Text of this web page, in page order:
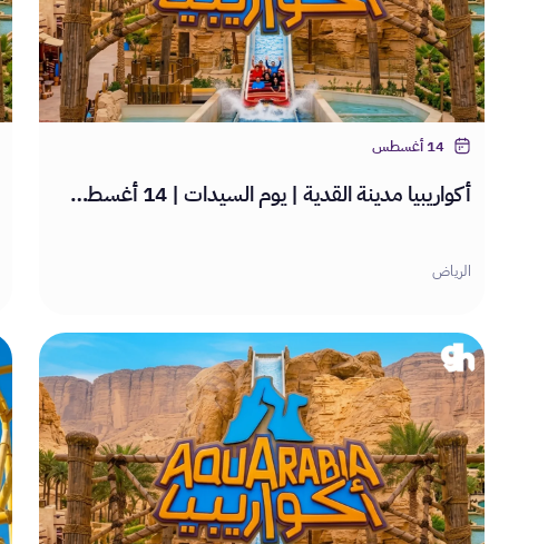
14 أغسطس
أكواريبيا مدينة القدية | يوم السيدات | 14 أغسطس 2026
الرياض